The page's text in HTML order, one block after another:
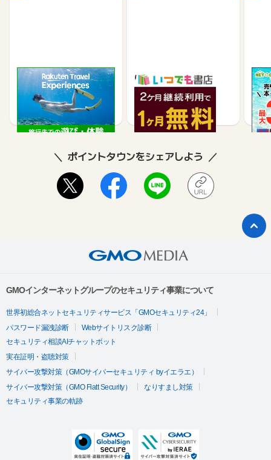
楽天トラベル観光体験
2.5%
いつでも書店
990
【
買取
ポイントタウンをシェアしよう
GMOインターネットグループのセキュリティ事業について
世界初総合ネットセキュリティサービス「GMOセキュリティ24」
パスワード漏洩診断
Webサイトリスク診断
セキュリティ相談AIチャットボット
実在証明・盗聴対策
サイバー攻撃対策（GMOサイバーセキュリティ byイエラエ）
サイバー攻撃対策（GMO Flatt Security）
なりすまし対策
セキュリティ事業の軌跡